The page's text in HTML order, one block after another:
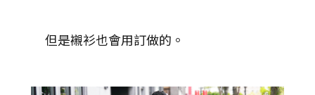
但是襯衫也會用訂做的。